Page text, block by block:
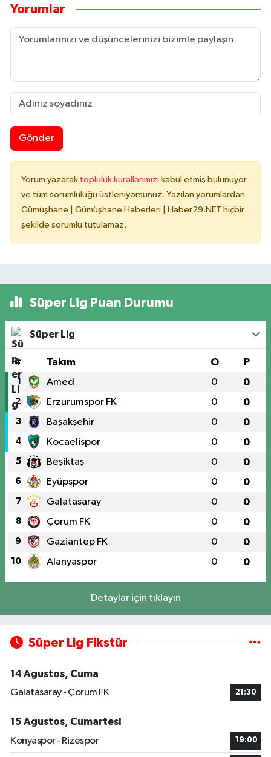
Yorumlar
Gönder
Yorum yazarak topluluk kurallarımızı kabul etmiş bulunuyor
ve tüm sorumluluğu üstleniyorsunuz. Yazılan yorumlardan
Gümüşhane | Gümüşhane Haberleri | Haber29.NET hiçbir
şekilde sorumlu tutulamaz.
Süper Lig Puan Durumu
Süper Lig
# Takım O P
1 Amed 0 0
2 Erzurumspor FK 0 0
3 Başakşehir 0 0
4 Kocaelispor 0 0
5 Beşiktaş 0 0
6 Eyüpspor 0 0
7 Galatasaray 0 0
8 Çorum FK 0 0
9 Gaziantep FK 0 0
10 Alanyaspor 0 0
Detaylar için tıklayın
Süper Lig Fikstür
14 Ağustos, Cuma
Galatasaray - Çorum FK
21:30
15 Ağustos, Cumartesi
Konyaspor - Rizespor
19:00